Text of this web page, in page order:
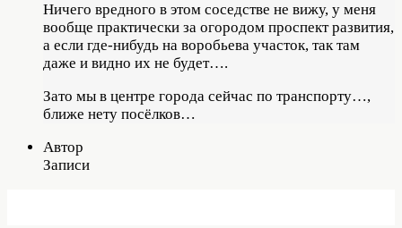
Ничего вредного в этом соседстве не вижу, у меня
вообще практически за огородом проспект развития,
а если где-нибудь на воробьева участок, так там
даже и видно их не будет….
Зато мы в центре города сейчас по транспорту…,
ближе нету посёлков…
Автор
Записи